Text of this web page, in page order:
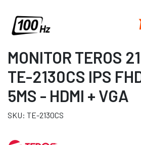
MONITOR TEROS
TE-2130CS IPS
5MS - HDMI + VGA
SKU: TE-2130CS